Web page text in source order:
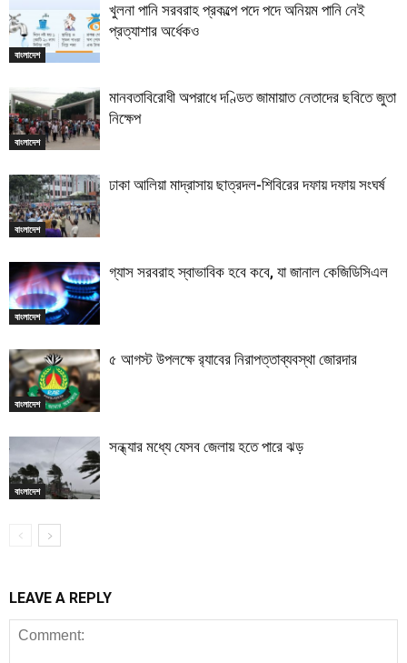
বাংলাদেশ
খুলনা পানি সরবরাহ প্রকল্পে পদে পদে অনিয়ম পানি নেই
প্রত্যাশার অর্ধেকও
বাংলাদেশ
মানবতাবিরোধী অপরাধে দণ্ডিত জামায়াত নেতাদের ছবিতে জুতা
নিক্ষেপ
বাংলাদেশ
ঢাকা আলিয়া মাদ্রাসায় ছাত্রদল-শিবিরের দফায় দফায় সংঘর্ষ
বাংলাদেশ
গ্যাস সরবরাহ স্বাভাবিক হবে কবে, যা জানাল কেজিডিসিএল
বাংলাদেশ
৫ আগস্ট উপলক্ষে র‌্যাবের নিরাপত্তাব্যবস্থা জোরদার
বাংলাদেশ
সন্ধ্যার মধ্যে যেসব জেলায় হতে পারে ঝড়
LEAVE A REPLY